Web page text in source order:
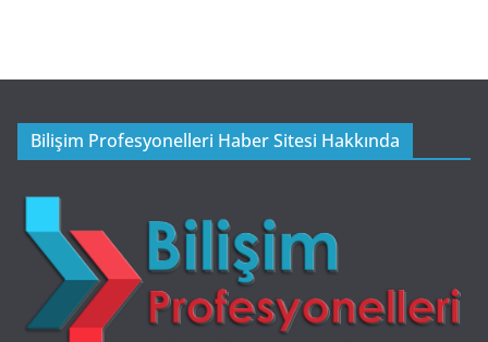
Bilişim Profesyonelleri Haber Sitesi Hakkında